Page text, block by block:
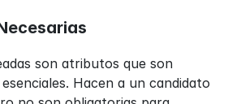
son atributos que son
Hacen a un candidato